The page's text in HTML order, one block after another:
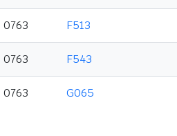
0763 F513
0763 F543
0763 G065